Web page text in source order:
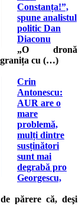
Constanța!”,
spune analistul
politic Dan
Diaconu
„O dronă
granița cu (…)
Crin
Antonescu:
AUR are o
mare
problemă,
mulți dintre
susținători
sunt mai
degrabă pro
Georgescu,
părere că, deşi